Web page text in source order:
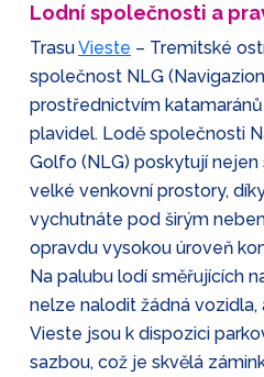
Lodní společnosti a
TrasuVieste – Tremitské
společnost NLG
prostřednictvím
plavidel. Lodě společnosti
Golfo (NLG) poskytují
velké venkovní prostory,
vychutnáte pod širým
opravdu vysokou úroveň
Na palubu lodí směřujících
nelze nalodit žádná
Vieste jsou k dispozici
sazbou, což je skvělá